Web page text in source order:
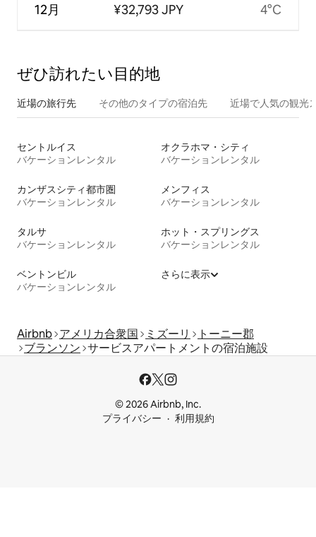
12月 ¥32,793 JPY 4°C
ぜひ訪⁠れ⁠た⁠い目⁠的⁠地
近場の旅行先 その他のタ⁠イ⁠プ⁠の宿⁠泊⁠先 近場で人気の観光
セントルイス
バケーションレンタル
オクラホマ・シティ
バケーションレンタル
カンザスシティ都市圏
バケーションレンタル
メンフィス
バケーションレンタル
タルサ
バケーションレンタル
ホット・スプリングス
バケーションレンタル
ベントンビル
バケーションレンタル
さらに表示
Airbnb アメリカ合衆国 ミズーリ
トーニー郡
ブランソン サービスアパートメントの宿泊施設
© 2026 Airbnb, Inc.
プライバシー
利用規約